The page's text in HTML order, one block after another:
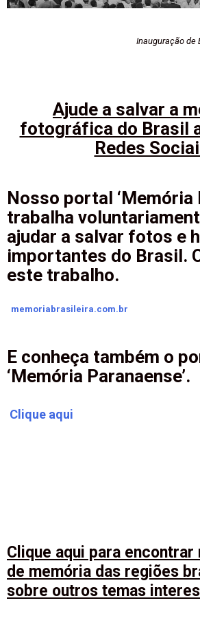
Inauguração de
Ajude a salvar a
fotográfica do Brasil
Redes
Nosso portal ‘Memória
trabalha
ajudar a salvar fotos e
importantes do Brasil.
este trabalho.
memoriabrasileira.com.br
E conheça também o
‘Memória Paranaense’.
Clique aqui
Clique aqui para
de memória das regiões
sobre outros temas